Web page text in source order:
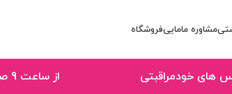
مشاوره ماماییفروشگاه
از ساعت 9 صبح تا 6 عصر پاسخگوی شما عزیزان هستیم